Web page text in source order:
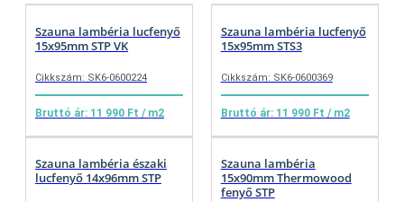
Szauna lambéria lucfenyő
15x95mm STP VK
Cikkszám: SK6-0600224
Bruttó ár: 11 990 Ft / m2
Szauna lambéria lucfenyő
15x95mm STS3
Cikkszám: SK6-0600369
Bruttó ár: 11 990 Ft / m2
Szauna lambéria északi
lucfenyő 14x96mm STP
Szauna lambéria
15x90mm Thermowood
fenyő STP